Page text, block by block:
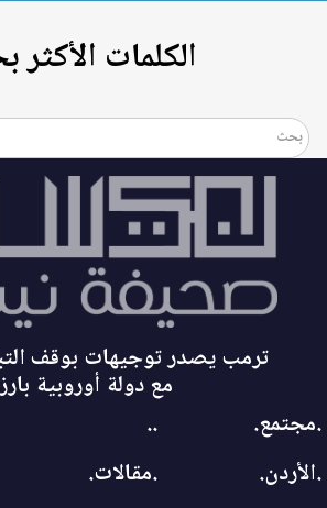
الكلمات الأكثر
ترمب يصدر توجيهات بوقف
مع دولة أوروبية
.مجتمع.
..
.الأردن.
.مقالات.